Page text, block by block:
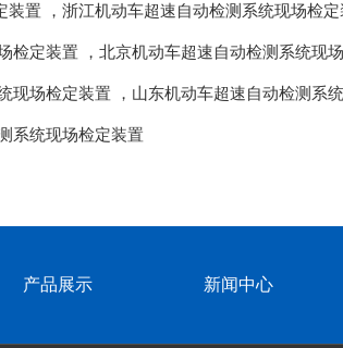
装置 ， 浙江机动车超速自动检测系统现场检定
检定装置 ， 北京机动车超速自动检测系统现
现场检定装置 ， 山东机动车超速自动检测系
系统现场检定装置
产品展示 新闻中心